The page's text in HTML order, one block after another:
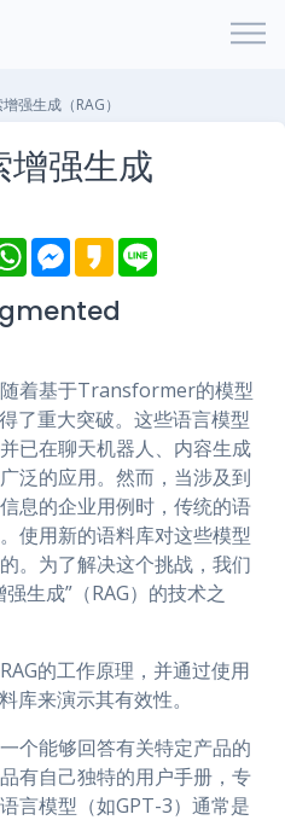
强生成（RAG）
增强生成
W
h
t
s
p
M
e
s
e
e
K
a
a
o
着基于Transformer的模型
了重大突破。这些语言模型
已在聊天机器人、内容生成
泛的应用。然而，当涉及到
息的企业用例时，传统的语
使用新的语料库对这些模型
。为了解决这个挑战，我们
生成”（RAG）的技术之
的工作原理，并通过使用
来演示其有效性。
个能够回答有关特定产品的
有自己独特的用户手册，专
言模型（如GPT-3）通常是